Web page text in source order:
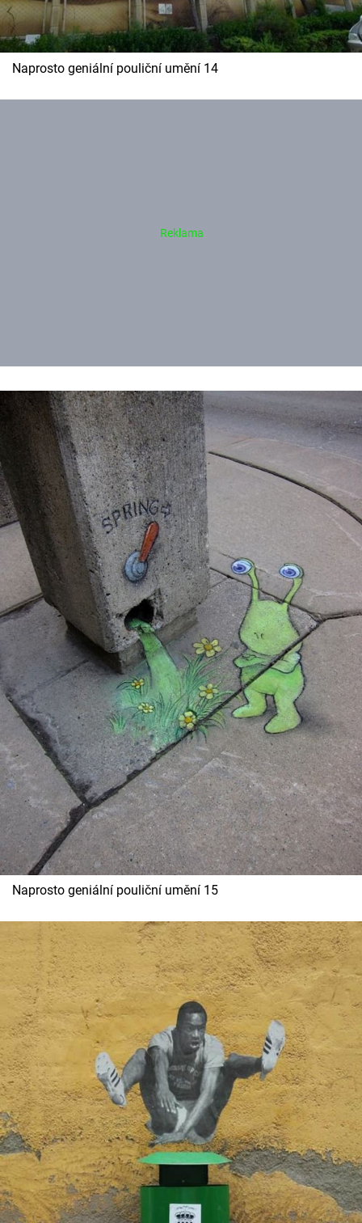
Naprosto geniální pouliční umění 14
Naprosto geniální pouliční umění 15